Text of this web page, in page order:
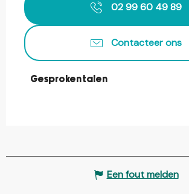
02 99 60 49 89
Contacteer ons
Gesproken talen
Gesproken talen
Een fout melden